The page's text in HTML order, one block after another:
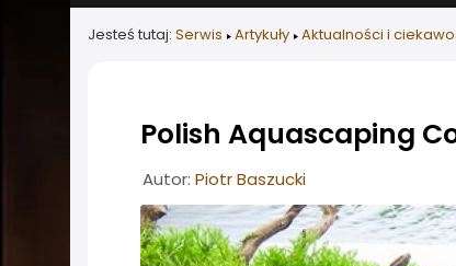
Jesteś tutaj: Serwis Artykuły Aktualności i
Polish Aquascaping
Informacje o artykule
Autor: Piotr Baszucki